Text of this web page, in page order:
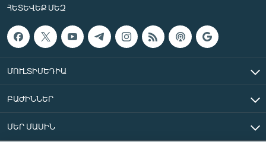
ՀԵՏԵՎԵՔ ՄԵԶ
ՄՈՒԼՏԻՄԵԴԻԱ
ԲԱԺԻՆՆԵՐ
ՄԵՐ ՄԱՍԻՆ